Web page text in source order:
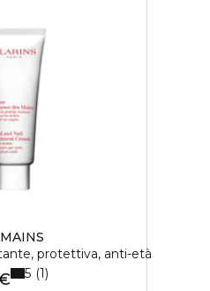
protettiva, anti-età
5 1